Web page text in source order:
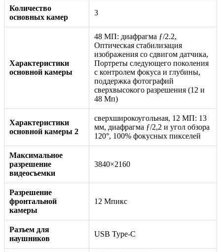
Количество
основных камер
3
Характеристики
основной камеры
48 МП: диафрагма ƒ/2.2,
Оптическая стабилизация
изображения со сдвигом датчика,
Портреты следующего поколения
с контролем фокуса и глубины,
поддержка фотографий
сверхвысокого разрешения (12 и
48 Мп)
Характеристики
основной камеры 2
сверхширокоугольная, 12 МП: 13
мм, диафрагма ƒ/2,2 и угол обзора
120°, 100% фокусных пикселей
Максимальное
разрешение
видеосъемки
3840×2160
Разрешение
фронтальной
камеры
12 Мпикс
Разъем для
наушников
USB Type-C